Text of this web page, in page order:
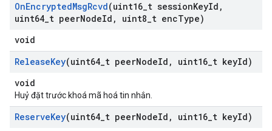
OnEncryptedMsgRcvd(uint16 t sessionKeyId ,
uint64 t peerNodeId , uint8 t encType)
void
ReleaseKey(uint64 t peerNodeId , uint16 t keyId)
void
Huỷ đặt trước khoá mã hoá tin nhắn.
ReserveKey(uint64 t peerNodeId , uint16 t keyId)